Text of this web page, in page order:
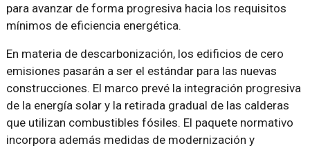
para avanzar de forma progresiva hacia los requisitos
mínimos de eficiencia energética.
En materia de descarbonización, los edificios de cero
emisiones pasarán a ser el estándar para las nuevas
construcciones. El marco prevé la integración progresiva
de la energía solar y la retirada gradual de las calderas
que utilizan combustibles fósiles. El paquete normativo
incorpora además medidas de modernización y